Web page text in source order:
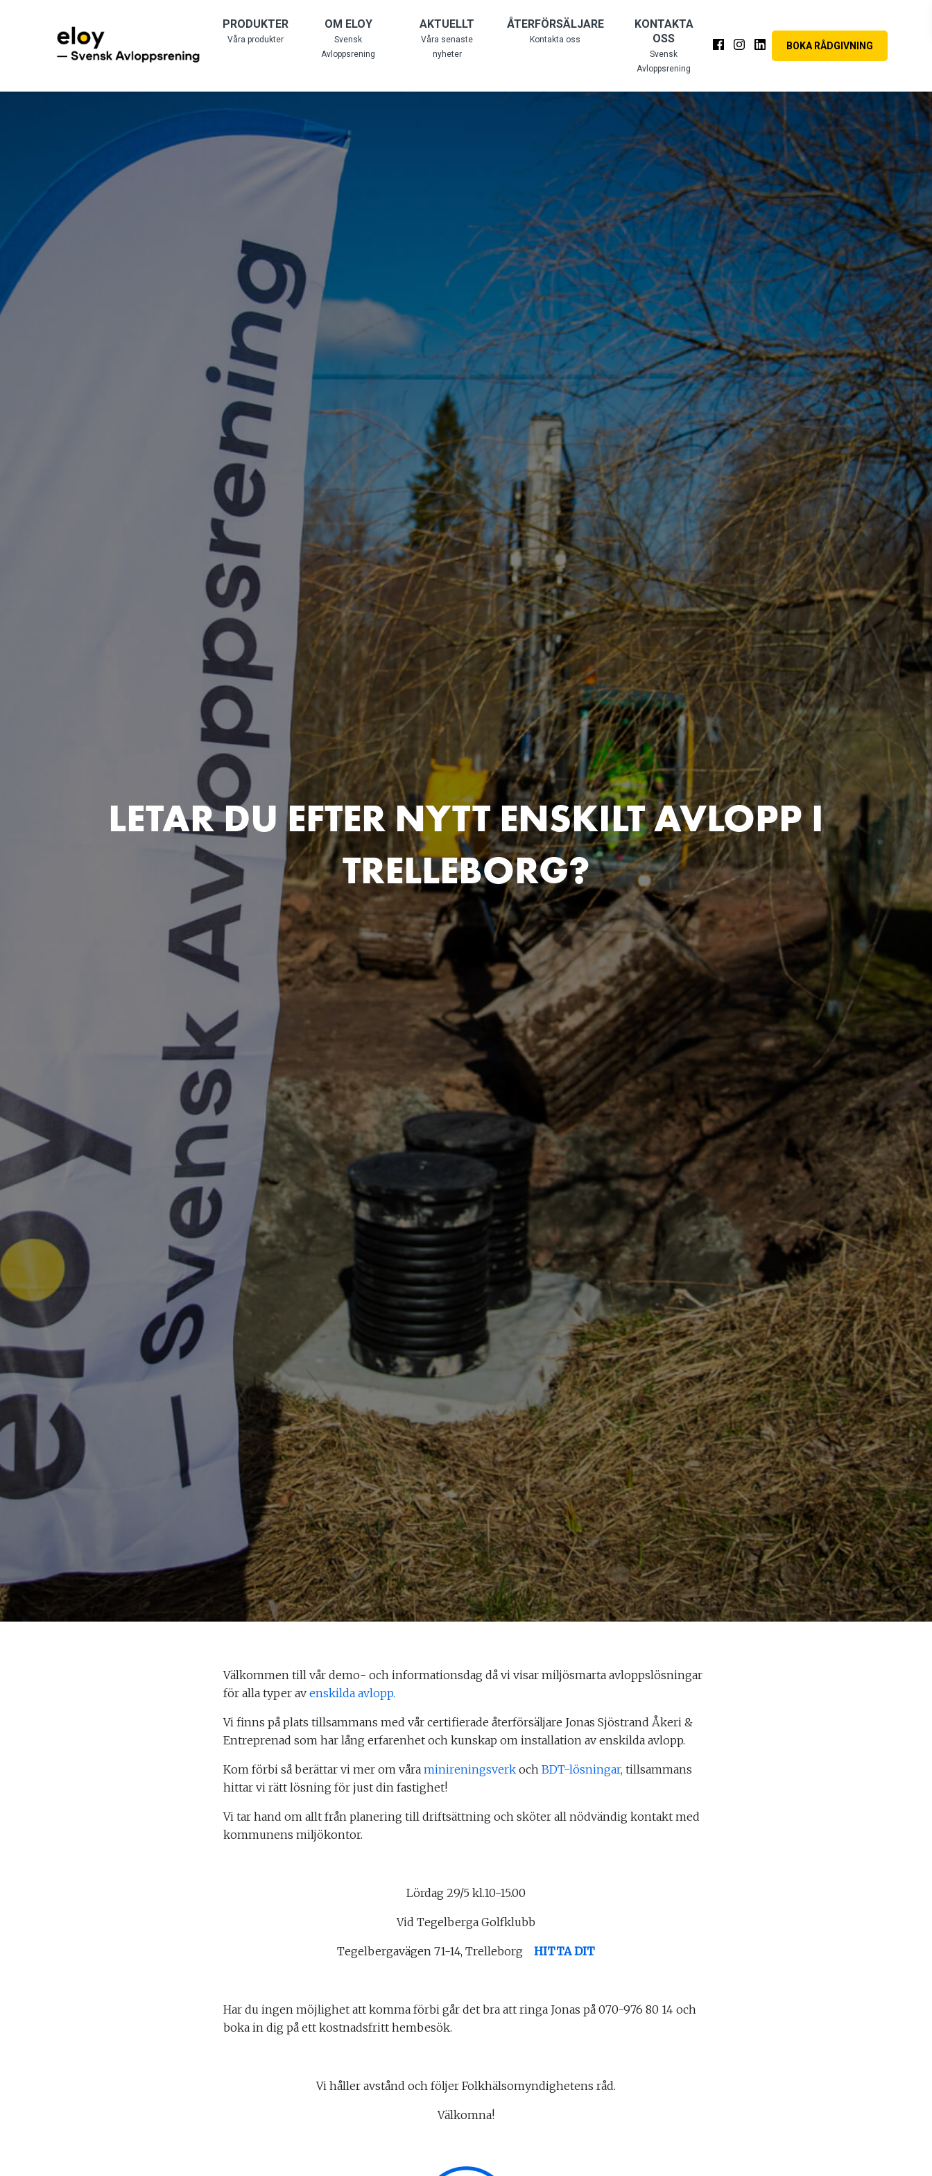
PRODUKTER
Våra produkter
OM ELOY
Svensk
Avloppsrening
AKTUELLT
Våra senaste
nyheter
ÅTERFÖRSÄLJARE
Kontakta oss
KONTAKTA
OSS
Svensk
Avloppsrening
BOKA RÅDGIVNING
LETAR DU EFTER NYTT ENSKILT AVLOPP I
TRELLEBORG?
Välkommen till vår demo- och informationsdag då vi visar miljösmarta avloppslösningar
för alla typer av enskilda avlopp.
Vi finns på plats tillsammans med vår certifierade återförsäljare Jonas Sjöstrand Åkeri &
Entreprenad som har lång erfarenhet och kunskap om installation av enskilda avlopp.
Kom förbi så berättar vi mer om våra minireningsverk och BDT-lösningar, tillsammans
hittar vi rätt lösning för just din fastighet!
Vi tar hand om allt från planering till driftsättning och sköter all nödvändig kontakt med
kommunens miljökontor.
Lördag 29/5 kl.10-15.00
Vid Tegelberga Golfklubb
Tegelbergavägen 71-14, Trelleborg HITTA DIT
Har du ingen möjlighet att komma förbi går det bra att ringa Jonas på 070-976 80 14 och
boka in dig på ett kostnadsfritt hembesök.
Vi håller avstånd och följer Folkhälsomyndighetens råd.
Välkomna!